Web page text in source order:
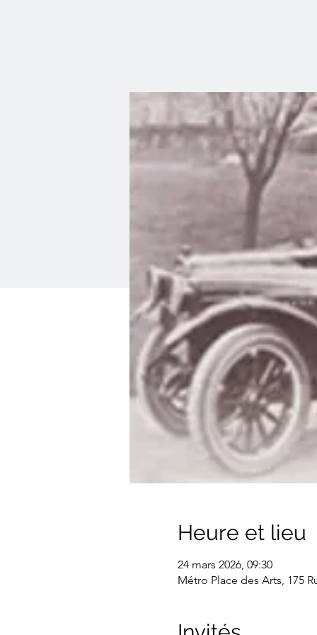
Heure et lieu
24 mars 2026, 09:30
Métro Place des Arts, 175